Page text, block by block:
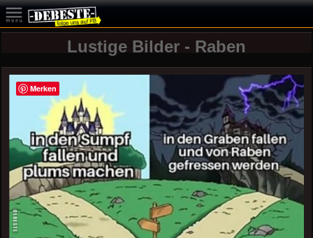
Lustige Bilder - Raben
Merken